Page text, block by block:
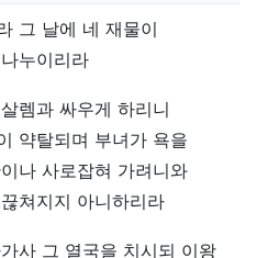
한글(KRV))
그 날에 네 재물이
누이리라
렘과 싸우게 하리니
약탈되며 부녀가 욕을
나 사로잡혀 가려니와
쳐지지 아니하리라
사 그 열국을 치시되 이왕